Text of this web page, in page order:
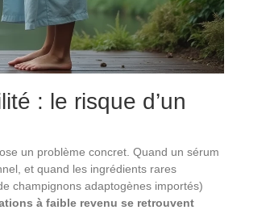
: le risque d’un
un problème concret. Quand un sérum
et quand les ingrédients rares
champignons adaptogènes importés)
à faible revenu se retrouvent